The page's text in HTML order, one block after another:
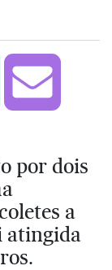
por dois
a
atingida